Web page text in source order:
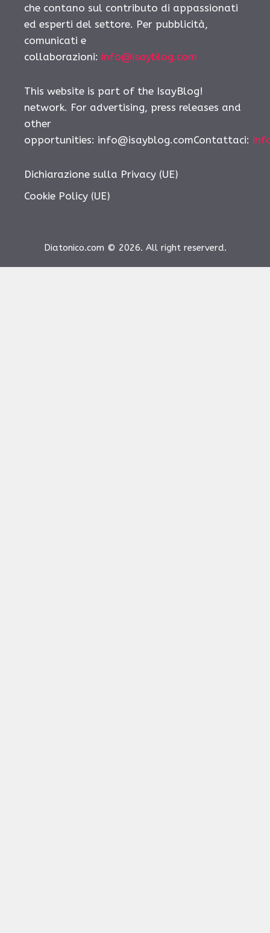
che contano sul contributo di appassionati
ed esperti del settore. Per pubblicità,
comunicati e
collaborazioni: info@isayblog.com
This website is part of the IsayBlog!
network. For advertising, press releases and
other
opportunities: info@isayblog.comContattaci:
Dichiarazione sulla Privacy (UE)
Cookie Policy (UE)
Diatonico.com © 2026. All right reserverd.